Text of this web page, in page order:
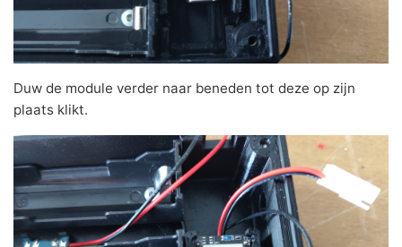
Duw de module verder naar beneden tot deze op zijn
plaats klikt.